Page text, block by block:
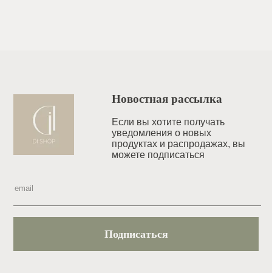
Новостная рассылка
Если вы хотите получать
уведомления o новых
продуктах и распродажах, вы
можете подписаться
Подписаться